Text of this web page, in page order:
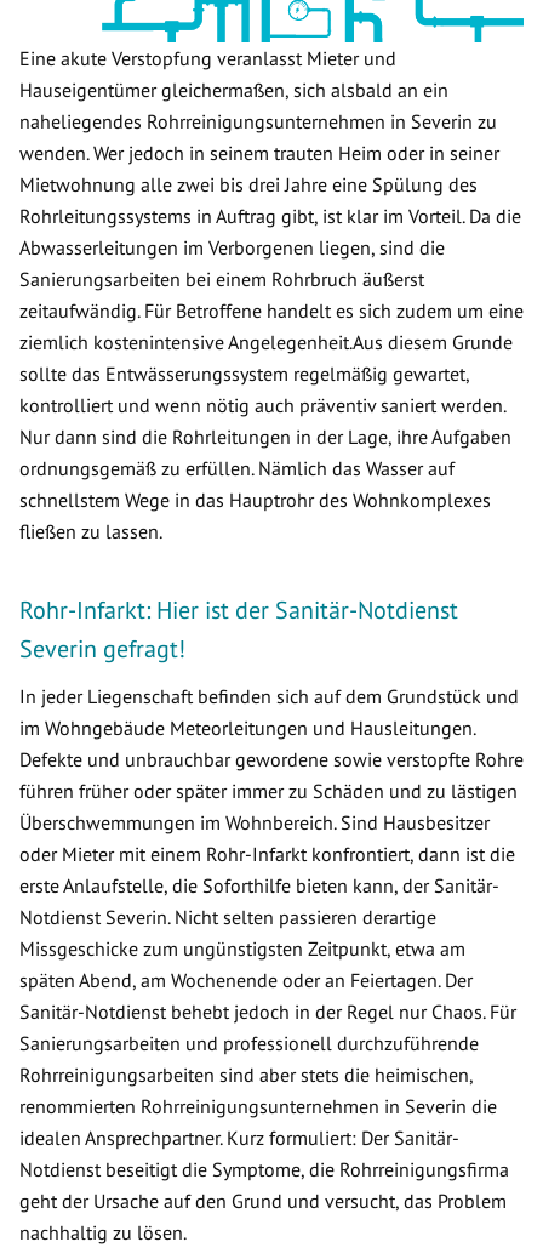
Eine akute Verstopfung veranlasst Mieter und
Hauseigentümer gleichermaßen, sich alsbald an ein
naheliegendes Rohrreinigungsunternehmen in Severin zu
wenden. Wer jedoch in seinem trauten Heim oder in seiner
Mietwohnung alle zwei bis drei Jahre eine Spülung des
Rohrleitungssystems in Auftrag gibt, ist klar im Vorteil. Da die
Abwasserleitungen im Verborgenen liegen, sind die
Sanierungsarbeiten bei einem Rohrbruch äußerst
zeitaufwändig. Für Betroffene handelt es sich zudem um eine
ziemlich kostenintensive Angelegenheit.Aus diesem Grunde
sollte das Entwässerungssystem regelmäßig gewartet,
kontrolliert und wenn nötig auch präventiv saniert werden.
Nur dann sind die Rohrleitungen in der Lage, ihre Aufgaben
ordnungsgemäß zu erfüllen. Nämlich das Wasser auf
schnellstem Wege in das Hauptrohr des Wohnkomplexes
fließen zu lassen.
Rohr-Infarkt: Hier ist der Sanitär-Notdienst
Severin gefragt!
In jeder Liegenschaft befinden sich auf dem Grundstück und
im Wohngebäude Meteorleitungen und Hausleitungen.
Defekte und unbrauchbar gewordene sowie verstopfte Rohre
führen früher oder später immer zu Schäden und zu lästigen
Überschwemmungen im Wohnbereich. Sind Hausbesitzer
oder Mieter mit einem Rohr-Infarkt konfrontiert, dann ist die
erste Anlaufstelle, die Soforthilfe bieten kann, der Sanitär-
Notdienst Severin. Nicht selten passieren derartige
Missgeschicke zum ungünstigsten Zeitpunkt, etwa am
späten Abend, am Wochenende oder an Feiertagen. Der
Sanitär-Notdienst behebt jedoch in der Regel nur Chaos. Für
Sanierungsarbeiten und professionell durchzuführende
Rohrreinigungsarbeiten sind aber stets die heimischen,
renommierten Rohrreinigungsunternehmen in Severin die
idealen Ansprechpartner. Kurz formuliert: Der Sanitär-
Notdienst beseitigt die Symptome, die Rohrreinigungsfirma
geht der Ursache auf den Grund und versucht, das Problem
nachhaltig zu lösen.